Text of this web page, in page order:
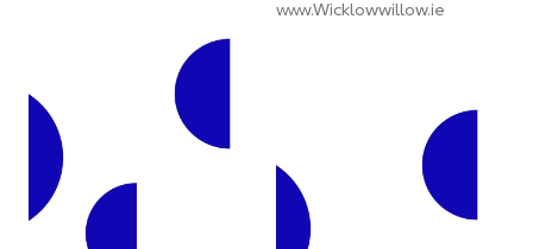
www.Wicklowwillow.ie